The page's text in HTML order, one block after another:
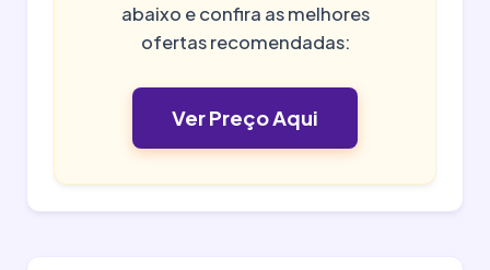
abaixo e confira as melhores
ofertas recomendadas:
Ver Preço Aqui